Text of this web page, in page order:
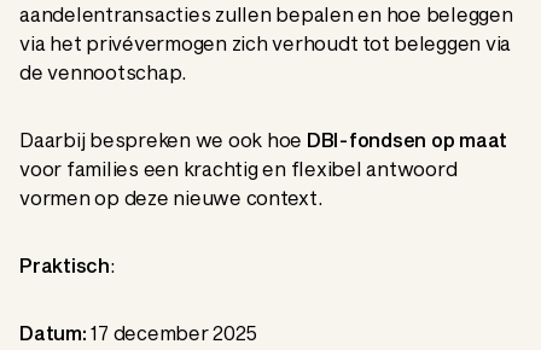
aandelentransacties zullen bepalen en hoe beleggen
via het privévermogen zich verhoudt tot beleggen via
de vennootschap.
Daarbij bespreken we ook hoe DBI-fondsen op maat
voor families een krachtig en flexibel antwoord
vormen op deze nieuwe context.
Praktisch:
Datum:17 december 2025